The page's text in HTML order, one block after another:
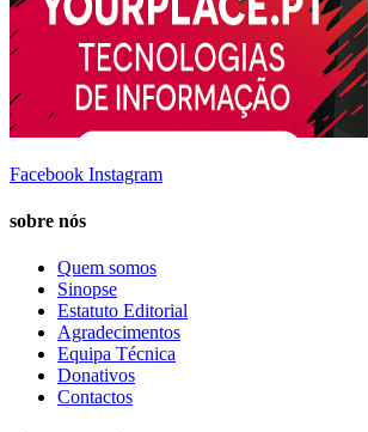
Facebook Instagram
sobre nós
Quem somos
Sinopse
Estatuto Editorial
Agradecimentos
Equipa Técnica
Donativos
Contactos